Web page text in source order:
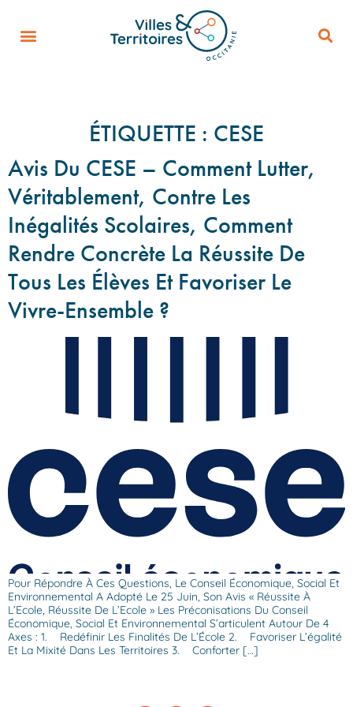
ÉTIQUETTE : CESE
Avis Du CESE – Comment Lutter,
Véritablement, Contre Les
Inégalités Scolaires, Comment
Rendre Concrète La Réussite De
Tous Les Élèves Et Favoriser Le
Vivre-Ensemble ?
Pour Répondre À Ces Questions, Le Conseil Économique, Social Et
Environnemental A Adopté Le 25 Juin, Son Avis « Réussite À
L’Ecole, Réussite De L’Ecole » Les Préconisations Du Conseil
Économique, Social Et Environnemental S’articulent Autour De 4
Axes : 1. Redéfinir Les Finalités De L’École 2. Favoriser L’égalité
Et La Mixité Dans Les Territoires 3. Conforter […]